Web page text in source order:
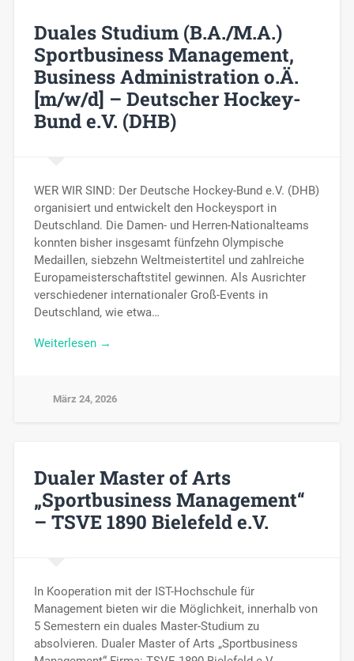
Duales Studium (B.A./M.A.)
Sportbusiness Management,
Business Administration o.Ä.
[m/w/d] – Deutscher Hockey-
Bund e.V. (DHB)
WER WIR SIND: Der Deutsche Hockey-Bund e.V. (DHB)
organisiert und entwickelt den Hockeysport in
Deutschland. Die Damen- und Herren-Nationalteams
konnten bisher insgesamt fünfzehn Olympische
Medaillen, siebzehn Weltmeistertitel und zahlreiche
Europameisterschaftstitel gewinnen. Als Ausrichter
verschiedener internationaler Groß-Events in
Deutschland, wie etwa…
Weiterlesen →
März 24, 2026
Dualer Master of Arts
„Sportbusiness Management“
– TSVE 1890 Bielefeld e.V.
In Kooperation mit der IST-Hochschule für
Management bieten wir die Möglichkeit, innerhalb von
5 Semestern ein duales Master-Studium zu
absolvieren. Dualer Master of Arts „Sportbusiness